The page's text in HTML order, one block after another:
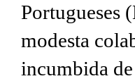
Portugueses
modesta
incumbida